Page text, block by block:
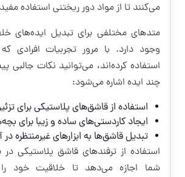
می‌کنند تا از مواد دور ریختنی استفاده
متدهای مختلفی برای تبدیل ایده‌های
وجود دارد. با مرور تجربیات افرادی
استفاده کرده‌اند، می‌توانید نکات جالبی
چند ایده اشاره می‌شود:
استفاده از قاشق‌های پلاستیکی برای
ایجاد کاردستی‌های ساده و زیبا برای
تبدیل قاشق‌ها به ابزارهای غیرمنتظره در
شما اجازه می‌دهد تا خلاقیت خود